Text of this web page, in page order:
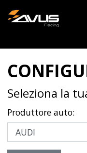
Seleziona la
Produttore auto: